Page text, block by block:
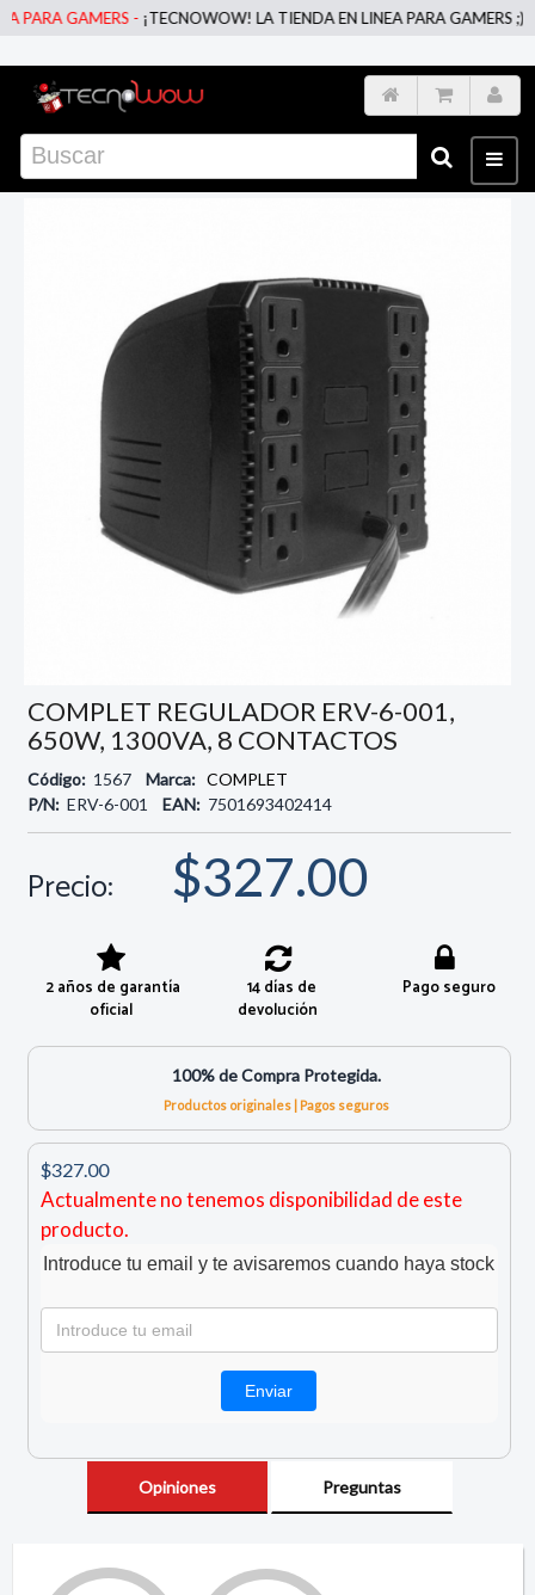
PARA GAMERS -¡TECNOWOW! LA TIENDA EN LINEA PARA GAMERS ;)
COMPLET REGULADOR ERV-6-001,
650W, 1300VA, 8 CONTACTOS
Código: 1567 Marca: COMPLET
P/N: ERV-6-001 EAN: 7501693402414
Precio: $327.00
2 años de garantía
oficial
14 días de
devolución
Pago seguro
100% de Compra Protegida.
Productos originales | Pagos seguros
$327.00
Actualmente no tenemos disponibilidad de este
producto.
Introduce tu email y te avisaremos cuando haya stock
Opiniones Preguntas